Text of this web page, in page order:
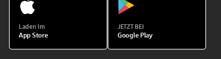
Laden im
App Store
JETZT BEI
Google Play